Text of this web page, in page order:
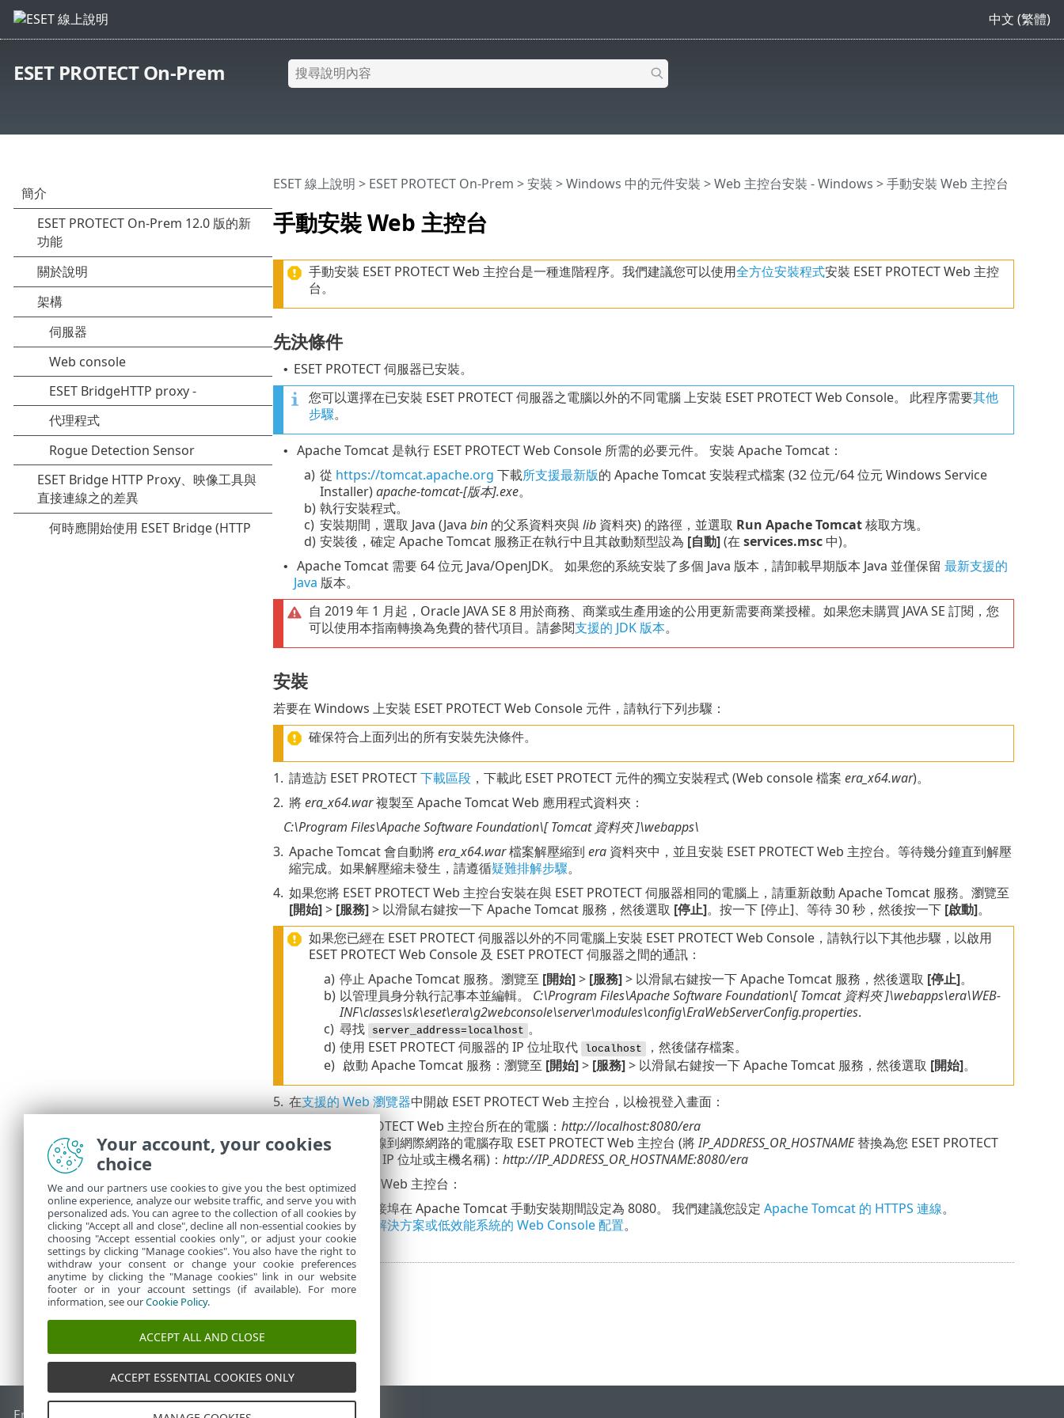
中文 (繁體)
ESET PROTECT On-Prem
手動安裝 Web 主控台
ESET 線上說明 > ESET PROTECT On-Prem >安裝 >Windows 中的元件安裝 >Web 主控台安裝 - Windows > 手動安裝 Web 主控台
手動安裝 ESET PROTECT Web 主控台是一種進階程序。我們建議您可以使用全方位安裝程式安裝 ESET PROTECT Web 主控
台。
先決條件
• ESET PROTECT 伺服器已安裝。
您可以選擇在已安裝 ESET PROTECT 伺服器之電腦以外的不同電腦 上安裝 ESET PROTECT Web Console。 此程序需要其他
步驟。
•
Apache Tomcat 是執行 ESET PROTECT Web Console 所需的必要元件。 安裝 Apache Tomcat：
a) 從 https://tomcat.apache.org 下載所支援最新版的 Apache Tomcat 安裝程式檔案 (32 位元/64 位元 Windows Service
Installer)apache-tomcat-[版本].exe。
b) 執行安裝程式。
c) 安裝期間，選取 Java (Java bin的父系資料夾與lib資料夾) 的路徑，並選取 Run Apache Tomcat核取方塊。
d) 安裝後，確定 Apache Tomcat 服務正在執行中且其啟動類型設為 [自動](在 services.msc中)。
• Apache Tomcat 需要 64 位元 Java/OpenJDK。 如果您的系統安裝了多個 Java 版本，請卸載早期版本 Java 並僅保留 最新支援的
Java 版本。
自 2019 年 1 月起，Oracle JAVA SE 8 用於商務、商業或生產用途的公用更新需要商業授權。如果您未購買 JAVA SE 訂閱，您
可以使用本指南轉換為免費的替代項目。請參閱支援的 JDK 版本。
安裝
若要在 Windows 上安裝 ESET PROTECT Web Console 元件，請執行下列步驟：
確保符合上面列出的所有安裝先決條件。
1. 請造訪 ESET PROTECT下載區段，下載此 ESET PROTECT 元件的獨立安裝程式 (Web console 檔案 era_x64.war)。
2. 將era_x64.war複製至 Apache Tomcat Web 應用程式資料夾：
C:\Program Files\Apache Software Foundation\[ Tomcat資料夾]\webapps\
3. Apache Tomcat 會自動將era_x64.war檔案解壓縮到 era資料夾中，並且安裝 ESET PROTECT Web 主控台。等待幾分鐘直到解壓
縮完成。如果解壓縮未發生，請遵循疑難排解步驟。
4. 如果您將 ESET PROTECT Web 主控台安裝在與 ESET PROTECT 伺服器相同的電腦上，請重新啟動 Apache Tomcat 服務。瀏覽至
[開始]> [服務]> 以滑鼠右鍵按一下 Apache Tomcat 服務，然後選取 [停止]。按一下 [停止]、等待 30 秒，然後按一下 [啟動]。
如果您已經在 ESET PROTECT 伺服器以外的不同電腦上安裝 ESET PROTECT Web Console，請執行以下其他步驟，以啟用
ESET PROTECT Web Console 及 ESET PROTECT 伺服器之間的通訊：
a) 停止 Apache Tomcat 服務。瀏覽至 [開始]> [服務]> 以滑鼠右鍵按一下 Apache Tomcat 服務，然後選取 [停止]。
b) 以管理員身分執行記事本並編輯。 C:\Program Files\Apache Software Foundation\[ Tomcat資料夾]\webapps\era\WEB-
INF\classes\sk\eset\era\g2webconsole\server\modules\config\EraWebServerConfig.properties.
c) 尋找 server_address=localhost 。
d) 使用 ESET PROTECT 伺服器的 IP 位址取代 localhost ，然後儲存檔案。
e) 啟動 Apache Tomcat 服務：瀏覽至 [開始]> [服務]> 以滑鼠右鍵按一下 Apache Tomcat 服務，然後選取 [開始]。
5. 在支援的 Web 瀏覽器中開啟 ESET PROTECT Web 主控台，以檢視登入畫面：
主控 ESET PROTECT Web 主控台所在的電腦： http://localhost:8080/era
• 從任何可以連線到網際網路的電腦存取 ESET PROTECT Web 主控台 (將IP_ADDRESS_OR_HOSTNAME替換為您 ESET PROTECT
Web 主控台的 IP 位址或主機名稱)： http://IP_ADDRESS_OR_HOSTNAME:8080/era
6. 安裝完成後配置 Web 主控台：
• 預設 HTTP 連接埠在 Apache Tomcat 手動安裝期間設定為 8080。 我們建議您設定 Apache Tomcat 的 HTTPS 連線。
• 另請參閱企業解決方案或低效能系統的 Web Console 配置。
Your account, your cookies
choice
We and our partners use cookies to give you the best optimized
online experience, analyze our website traffic, and serve you with
personalized ads. You can agree to the collection of all cookies by
clicking "Accept all and close", decline all non-essential cookies by
choosing "Accept essential cookies only", or adjust your cookie
settings by clicking "Manage cookies". You also have the right to
withdraw your consent or change your cookie preferences
anytime by clicking the "Manage cookies" link in our website
footer or in your account settings (if available). For more
information, see ourCookie Policy.
ACCEPT ALL AND CLOSE
ACCEPT ESSENTIAL COOKIES ONLY